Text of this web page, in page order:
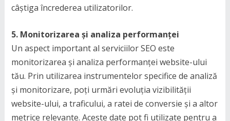
câștiga încrederea utilizatorilor.
5. Monitorizarea și analiza performanței
Un aspect important al serviciilor SEO este
monitorizarea și analiza performanței website-ului
tău. Prin utilizarea instrumentelor specifice de analiză
și monitorizare, poți urmări evoluția vizibilității
website-ului, a traficului, a ratei de conversie și a altor
metrice relevante. Aceste date pot fi utilizate pentru a